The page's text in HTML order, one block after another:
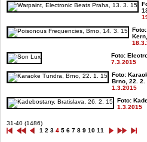
Foto:
7.3.2015
Foto:
Brno, 22. 2.
1.3.2015
Foto:
1.3.2015
31-40 (1486)
1 2 3 4 5 6 7 8 9 10 11